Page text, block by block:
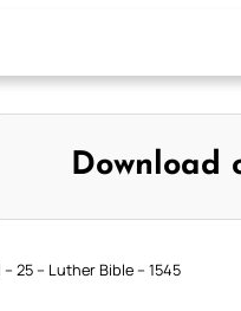
Download
25 – Luther Bible – 1545